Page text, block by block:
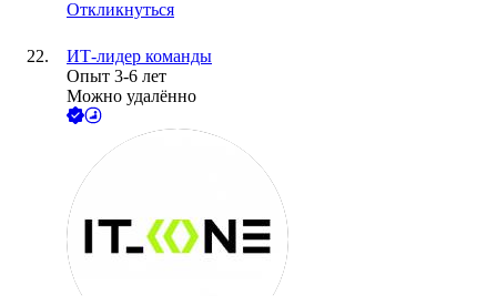
Откликнуться
ИТ-лидер команды
Опыт 3-6 лет
Можно удалённо